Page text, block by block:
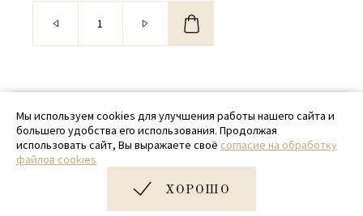
© 2020 - 2026 SamPack
+ 7 (918) 699-97-87
zakaz@sampack.store
Дизайн и разработка сайта
Мы используем cookies для улучшения работы нашего сайта и
большего удобства его использования. Продолжая
использовать сайт, Вы выражаете своё согласие на обработку
файлов cookies
ХОРОШО